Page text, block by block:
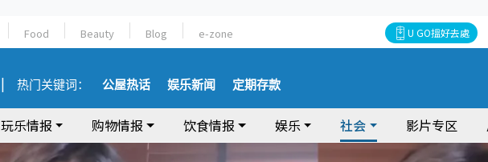
Food Beauty Blog e-zone U GO搵好去處
热门关键词： 公屋热话 娱乐新闻 定期存款
玩乐情报 购物情报 饮食情报 娱乐 社会 影片专区